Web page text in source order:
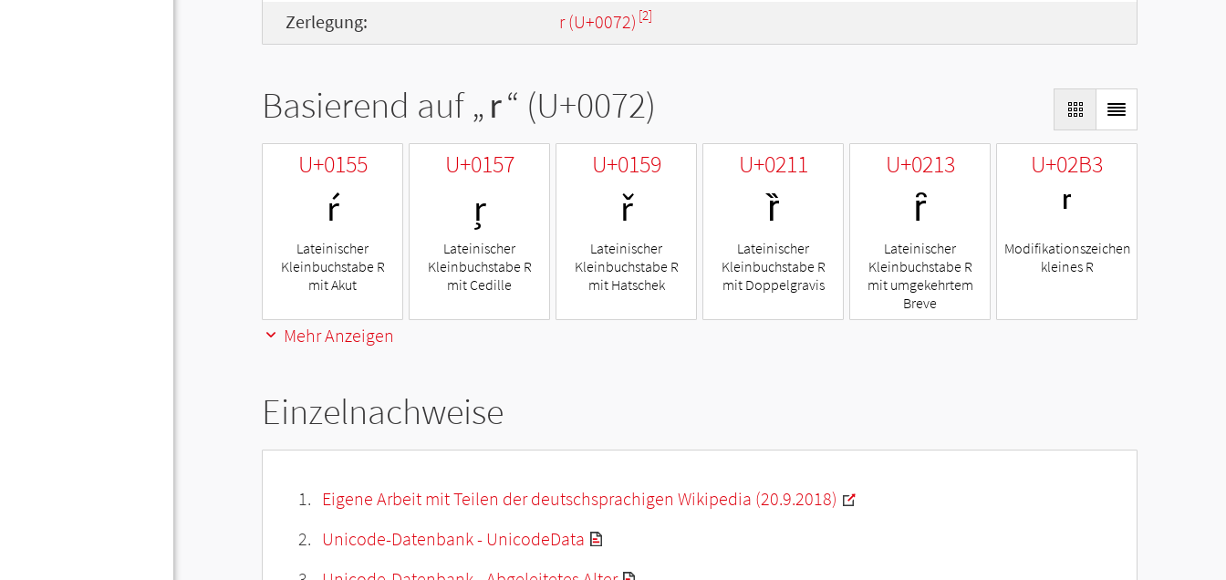
Zerlegung:
r (U+0072) [2]
Basierend auf „ r“ (U+0072)
U+0155
ŕ
Lateinischer
Kleinbuchstabe R
mit Akut
U+0157
ŗ
Lateinischer
Kleinbuchstabe R
mit Cedille
U+0159
ř
Lateinischer
Kleinbuchstabe R
mit Hatschek
U+0211
ȑ
Lateinischer
Kleinbuchstabe R
mit Doppelgravis
U+0213
ȓ
Lateinischer
Kleinbuchstabe R
mit umgekehrtem
Breve
U+02B3
ʳ
Modifikationszeichen
kleines R
Mehr Anzeigen
Einzelnachweise
Eigene Arbeit mit Teilen der deutschsprachigen Wikipedia (20.9.2018)
Unicode-Datenbank - UnicodeData